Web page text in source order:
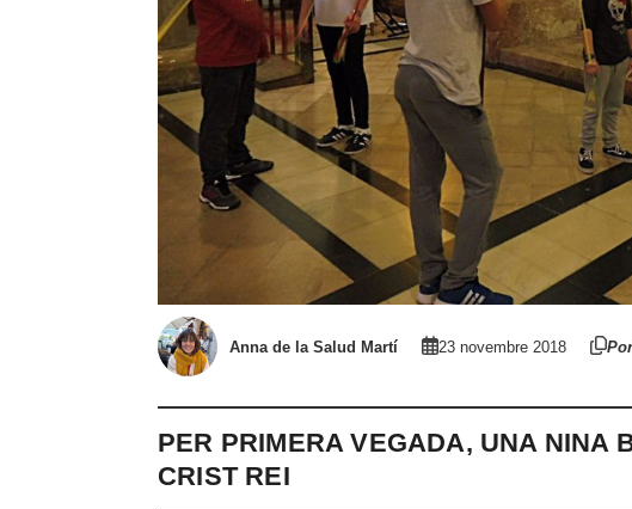
Anna de la Salud Martí 23 novembre 2018
PER PRIMERA VEGADA, UNA NINA
CRIST REI